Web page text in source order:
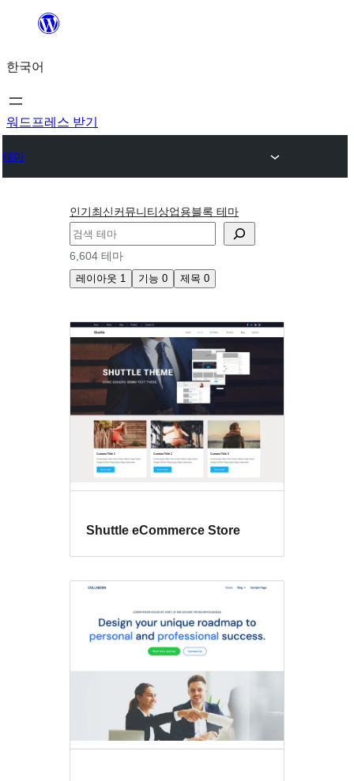
츠
로
바
가
한국어
워드프레스 받기
테마
인기최신커뮤니티상업용블록 테마
검
색
6,604 테마
레이아웃 1 기능 0 제목 0
하
의
열
Shuttle eCommerce Store